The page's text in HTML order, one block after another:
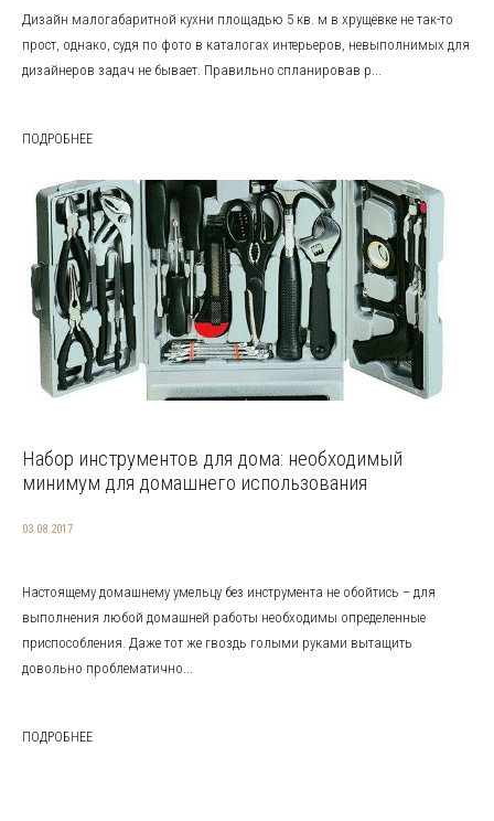
Дизайн малогабаритной кухни площадью 5 кв. м в хрущёвке не так-то
прост, однако, судя по фото в каталогах интерьеров, невыполнимых для
дизайнеров задач не бывает. Правильно спланировав р...
ПОДРОБНЕЕ
Набор инструментов для дома: необходимый
минимум для домашнего использования
03.08.2017
Настоящему домашнему умельцу без инструмента не обойтись – для
выполнения любой домашней работы необходимы определенные
приспособления. Даже тот же гвоздь голыми руками вытащить
довольно проблематично...
ПОДРОБНЕЕ